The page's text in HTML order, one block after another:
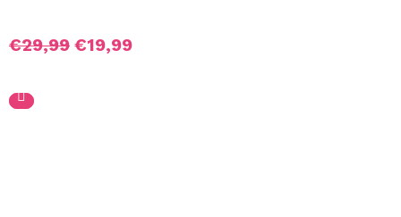
€29,99 Oorspronkelijke
€19,99Huidige